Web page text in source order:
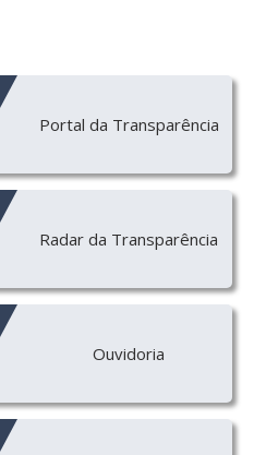
Portal da Transparência
Radar da Transparência
Ouvidoria